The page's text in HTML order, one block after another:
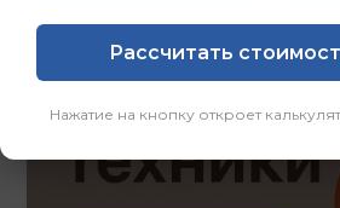
Рассчитать
Нажатие на кнопку откроет